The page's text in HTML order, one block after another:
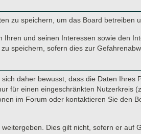
zu speichern, um das Board betreiben
und seinen Interessen sowie den
speichern, sofern dies zur
daher bewusst, dass die Daten
für einen eingeschränkten Nutzerkreis
im Forum oder kontaktieren Sie den
Dies gilt nicht, sofern er auf